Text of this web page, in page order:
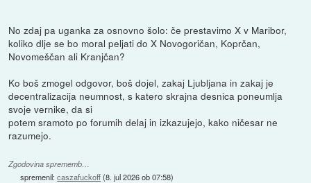
No zdaj pa uganka za osnovno šolo: če prestavimo X v Maribor,
koliko dlje se bo moral peljati do X Novogoričan, Koprčan,
Novomeščan ali Kranjčan?
Ko boš zmogel odgovor, boš dojel, zakaj Ljubljana in zakaj je
decentralizacija neumnost, s katero skrajna desnica poneumlja
svoje vernike, da si
potem sramoto po forumih delaj in izkazujejo, kako ničesar ne
razumejo.
Zgodovina sprememb…
spremenil:caszafuckoff(8. jul 2026 ob 07:58)